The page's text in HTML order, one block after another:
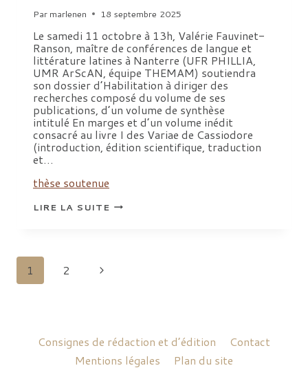
Par marlenen 18 septembre 2025
Le samedi 11 octobre à 13h, Valérie Fauvinet-
Ranson, maître de conférences de langue et
littérature latines à Nanterre (UFR PHILLIA,
UMR ArScAN, équipe THEMAM) soutiendra
son dossier d’Habilitation à diriger des
recherches composé du volume de ses
publications, d’un volume de synthèse
intitulé En marges et d’un volume inédit
consacré au livre I des Variae de Cassiodore
(introduction, édition scientifique, traduction
et…
thèse soutenue
LIRE LA SUITESOUTENANCE
HDR:
Navigation
1 2
Page
Consignes de rédaction et d’édition
Contact
Mentions légales
Plan du site